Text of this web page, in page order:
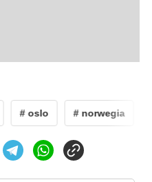
# oslo # norwegia